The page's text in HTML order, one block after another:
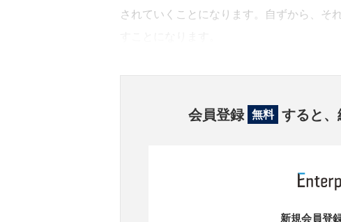
されていくことになります。自ずから、そ
会員登録 無料 すると、
新規会員登